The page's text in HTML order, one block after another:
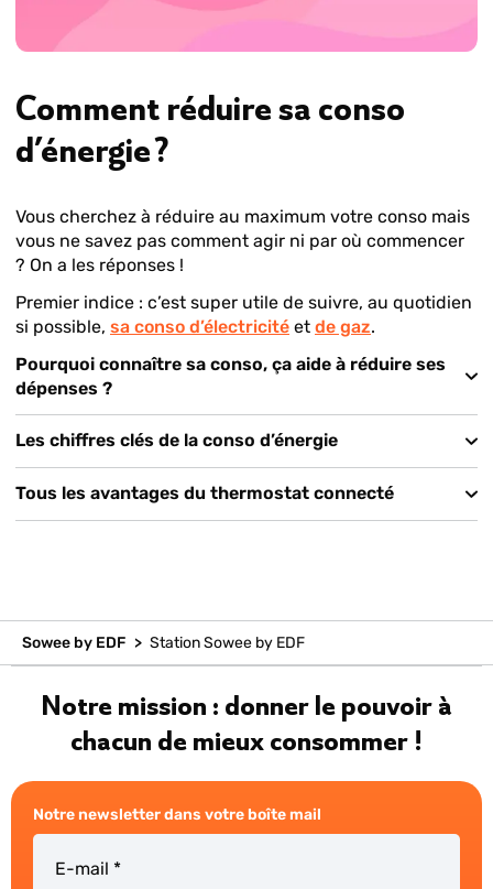
Comment réduire sa conso
d’énergie ?
Vous cherchez à réduire au maximum votre conso mais
vous ne savez pas comment agir ni par où commencer
? On a les réponses !
Premier indice : c’est super utile de suivre, au quotidien
si possible, sa conso d’électricité et de gaz.
Pourquoi connaître sa conso, ça aide à réduire ses
dépenses ?
Les chiffres clés de la conso d’énergie
Tous les avantages du thermostat connecté
Sowee by EDF > Station Sowee by EDF
Notre mission : donner le pouvoir à
chacun de mieux consommer !
Notre newsletter dans votre boîte mail
E-mail